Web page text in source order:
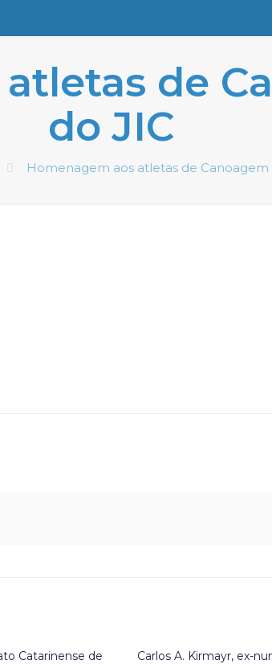
de
do JIC
Homenagem aos atletas de Canoagem
Catarinense de
Carlos A. Kirmayr, ex-